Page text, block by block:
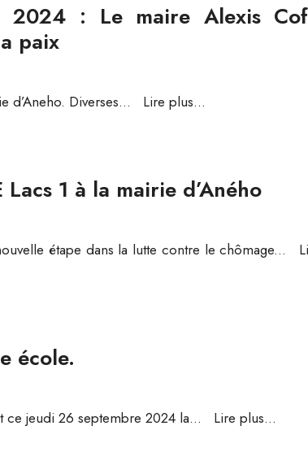
2024 : Le maire Alexis
paix
d’Aneho. Diverses... Lire plus...
1 à la mairie d’Aného
étape dans la lutte contre le chômage...
école.
ce jeudi 26 septembre 2024 la... Lire plus...